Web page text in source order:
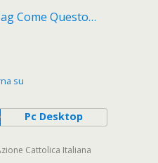
Come Questo…
su
Pc Desktop
Cattolica Italiana